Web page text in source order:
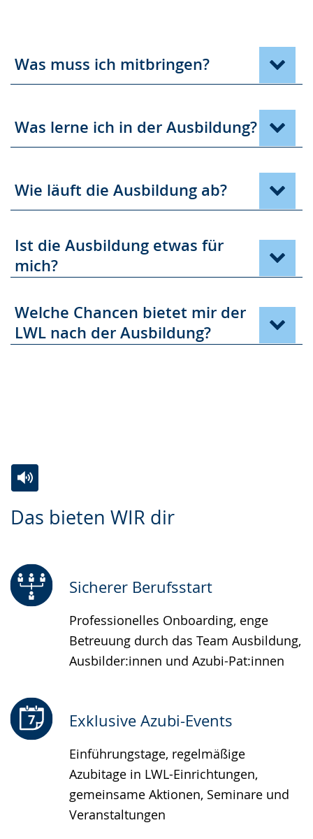
Was muss ich mitbringen?
Was lerne ich in der Ausbildung?
Wie läuft die Ausbildung ab?
Ist die Ausbildung etwas für
mich?
Welche Chancen bietet mir der
LWL nach der Ausbildung?
Das bieten WIR dir
Leichten
wechseln.
Audio-
Video
Deutscher
Gebärdensprache
wird
Sicherer Berufsstart
Professionelles Onboarding, enge
Betreuung durch das Team Ausbildung,
Ausbilder:innen und Azubi-Pat:innen
Exklusive Azubi-Events
Einführungstage, regelmäßige
Azubitage in LWL-Einrichtungen,
gemeinsame Aktionen, Seminare und
Veranstaltungen